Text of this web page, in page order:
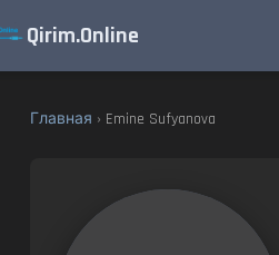
Qirim.Online
Главная › Emine Sufyanova